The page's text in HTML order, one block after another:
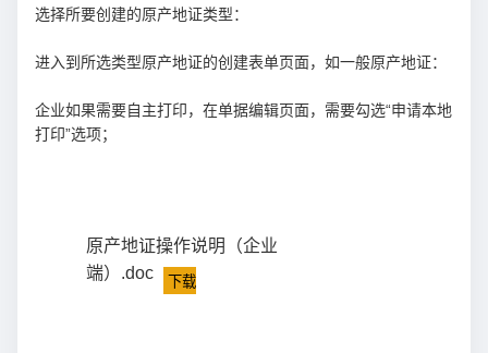
选择所要创建的原产地证类型：
进入到所选类型原产地证的创建表单页面，如一般原产地证：
企业如果需要自主打印，在单据编辑页面，需要勾选“申请本地
打印”选项；
原产地证操作说明（企业
端）.doc
下载